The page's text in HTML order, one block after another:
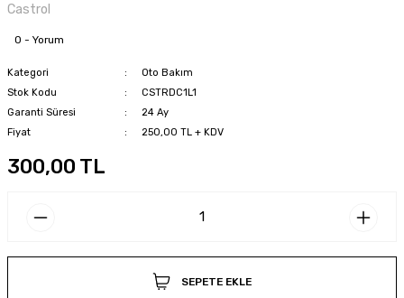
Castrol
0 - Yorum
Kategori
Oto Bakım
Stok Kodu
CSTRDC1L1
Garanti Süresi
24 Ay
Fiyat
250,00 TL + KDV
300,00 TL
SEPETE EKLE